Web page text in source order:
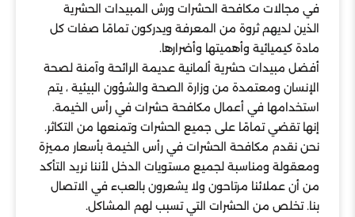
في مجالات مكافحة الحشرات ورش المبيدات الحشرية
الذين لديهم ثروة من المعرفة ويدركون تمامًا صفات كل
مادة كيميائية وأهميتها وأضرارها.
أفضل مبيدات حشرية ألمانية عديمة الرائحة وآمنة لصحة
الإنسان ومعتمدة من وزارة الصحة والشؤون البيئية ، يتم
استخدامها في أعمال مكافحة حشرات في رأس الخيمة.
إنها تقضي تمامًا على جميع الحشرات وتمنعها من التكاثر.
نحن نقدم مكافحة الحشرات في رأس الخيمة بأسعار مميزة
ومعقولة ومناسبة لجميع مستويات الدخل لأننا نريد التأكد
من أن عملائنا مرتاحون ولا يشعرون بالعبء في الاتصال
بنا. تخلص من الحشرات التي تسبب لهم المشاكل.